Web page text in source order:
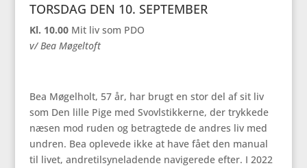
TORSDAG DEN 10. SEPTEMBER
Kl. 10.00Mit liv som PDO
v/ Bea Møgeltoft
Bea Møgelholt, 57 år, har brugt en stor del af sit liv
som Den lille Pige med Svovlstikkerne, der trykkede
næsen mod ruden og betragtede de andres liv med
undren. Bea oplevede ikke at have fået den manual
til livet, andretilsyneladende navigerede efter. I 2022